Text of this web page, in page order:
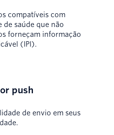
compatíveis com
de saúde que não
forneçam informação
(IPI).
push
de envio em seus